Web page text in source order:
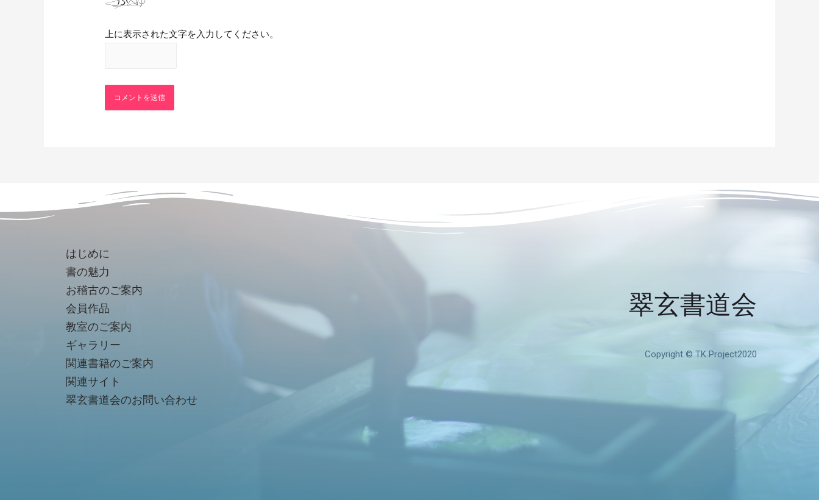
上に表示された文字を入力してください。
はじめに
書の魅力
お稽古のご案内
会員作品
教室のご案内
ギャラリー
関連書籍のご案内
関連サイト
翠玄書道会のお問い合わせ
翠玄書道会
Copyright © TK Project2020